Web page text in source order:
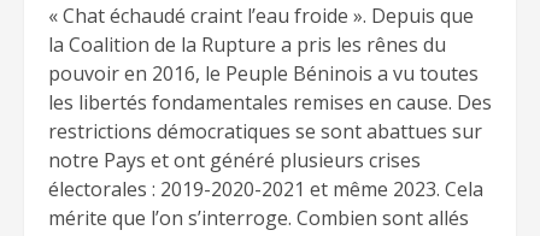
« Chat échaudé craint l’eau froide ». Depuis que
la Coalition de la Rupture a pris les rênes du
pouvoir en 2016, le Peuple Béninois a vu toutes
les libertés fondamentales remises en cause. Des
restrictions démocratiques se sont abattues sur
notre Pays et ont généré plusieurs crises
électorales : 2019-2020-2021 et même 2023. Cela
mérite que l’on s’interroge. Combien sont allés